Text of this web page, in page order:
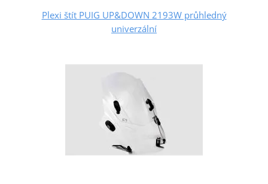
Plexi štít PUIG UP&DOWN 2193W průhledný
univerzální